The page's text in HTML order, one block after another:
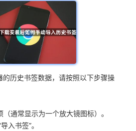
历史书签数据，请按照以下步骤操
通常显示为一个放大镜图标）。
入书签”。